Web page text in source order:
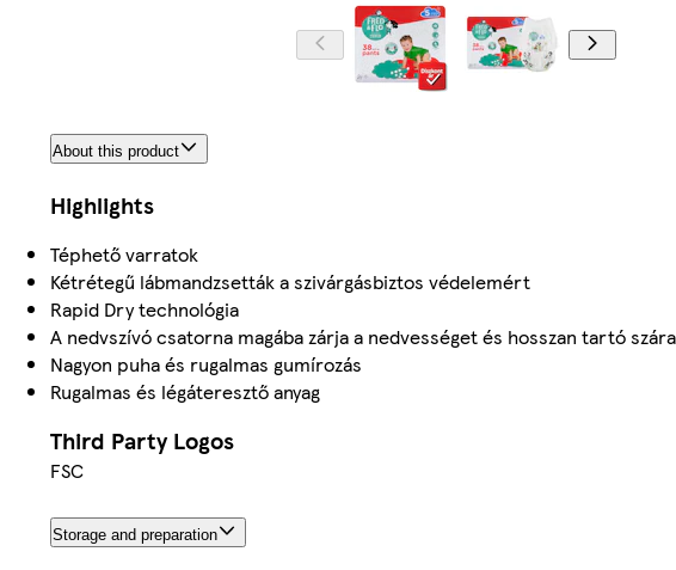
About this product
Highlights
Téphető varratok
Kétrétegű lábmandzsetták a szivárgásbiztos védelemért
Rapid Dry technológia
A nedvszívó csatorna magába zárja a nedvességet és hosszan tartó
Nagyon puha és rugalmas gumírozás
Rugalmas és légáteresztő anyag
Third Party Logos
FSC
Storage and preparation